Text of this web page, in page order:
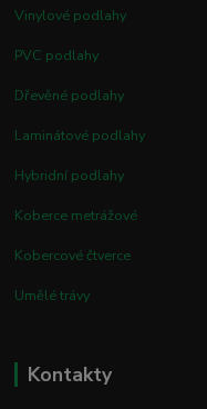
Vinylové podlahy
PVC podlahy
Dřevěné podlahy
Laminátové podlahy
Hybridní podlahy
Koberce metrážové
Kobercové čtverce
Umělé trávy
Kontakty